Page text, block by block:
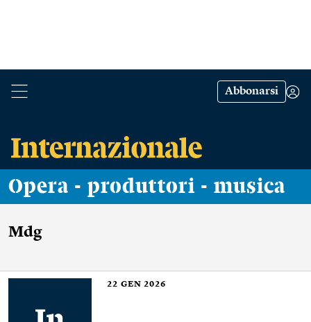
Abbonarsi
Opera - produttori - musica
Mdg
22 GEN 2026